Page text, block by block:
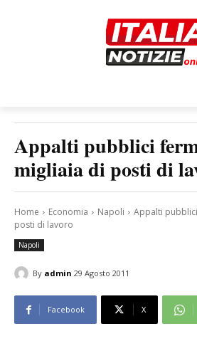
Appalti pubblici
migliaia di posti di
Home Economia Napoli
Appalti
posti di lavoro
Napoli
By admin 29 Agosto 2011
Facebook X